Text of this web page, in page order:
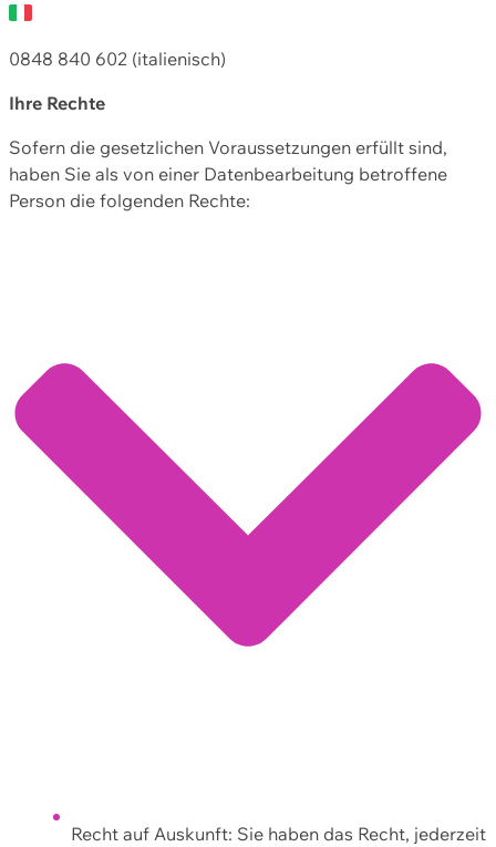
0848 840 602 (italienisch)
Ihre Rechte
Sofern die gesetzlichen Voraussetzungen erfüllt sind,
haben Sie als von einer Datenbearbeitung betroffene
Person die folgenden Rechte:
Recht auf Auskunft: Sie haben das Recht, jederzeit